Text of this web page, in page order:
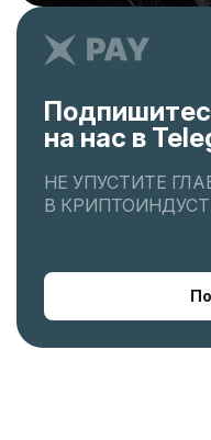
на нас в
НЕ УПУСТИТЕ
В